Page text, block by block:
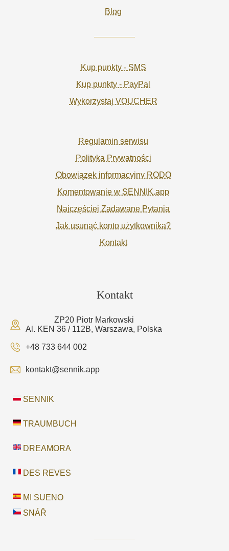
Blog
Kup punkty - SMS
Kup punkty - PayPal
Wykorzystaj VOUCHER
Regulamin serwisu
Polityka Prywatności
Obowiązek informacyjny RODO
Komentowanie w SENNIK.app
Najczęściej Zadawane Pytania
Jak usunąć konto użytkownika?
Kontakt
Kontakt
ZP20 Piotr Markowski
Al. KEN 36 / 112B, Warszawa, Polska
+48 733 644 002
kontakt@sennik.app
SENNIK
TRAUMBUCH
DREAMORA
DES REVES
MI SUENO
SNÁŘ